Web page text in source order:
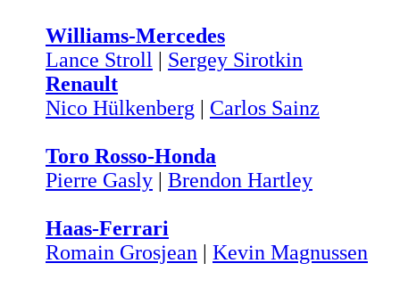
Williams-Mercedes
Lance Stroll | Sergey Sirotkin
Renault
Nico Hülkenberg | Carlos Sainz
Toro Rosso-Honda
Pierre Gasly | Brendon Hartley
Haas-Ferrari
Romain Grosjean | Kevin Magnussen